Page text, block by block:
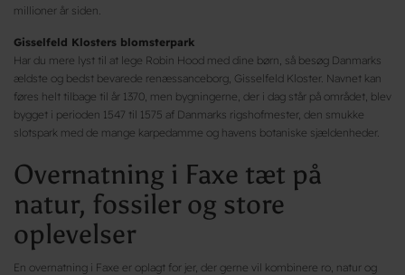
millioner år siden.
Gisselfeld Klosters blomsterpark
Har du mere lyst til at lege Robin Hood med dine børn, så besøg Danmarks
ældste og bedst bevarede renæssanceborg, Gisselfeld Kloster. Navnet kan
føres helt tilbage til år 1370, men bygningerne, der i dag står på området, blev
bygget i perioden 1547 til 1575 af Danmarks rigshofmester, den smukke
slotspark med de mange karpedamme og havens botaniske sjældenheder.
Overnatning i Faxe tæt på
natur, fossiler og store
oplevelser
En overnatning i Faxe er oplagt for jer, der gerne vil kombinere ro, natur og